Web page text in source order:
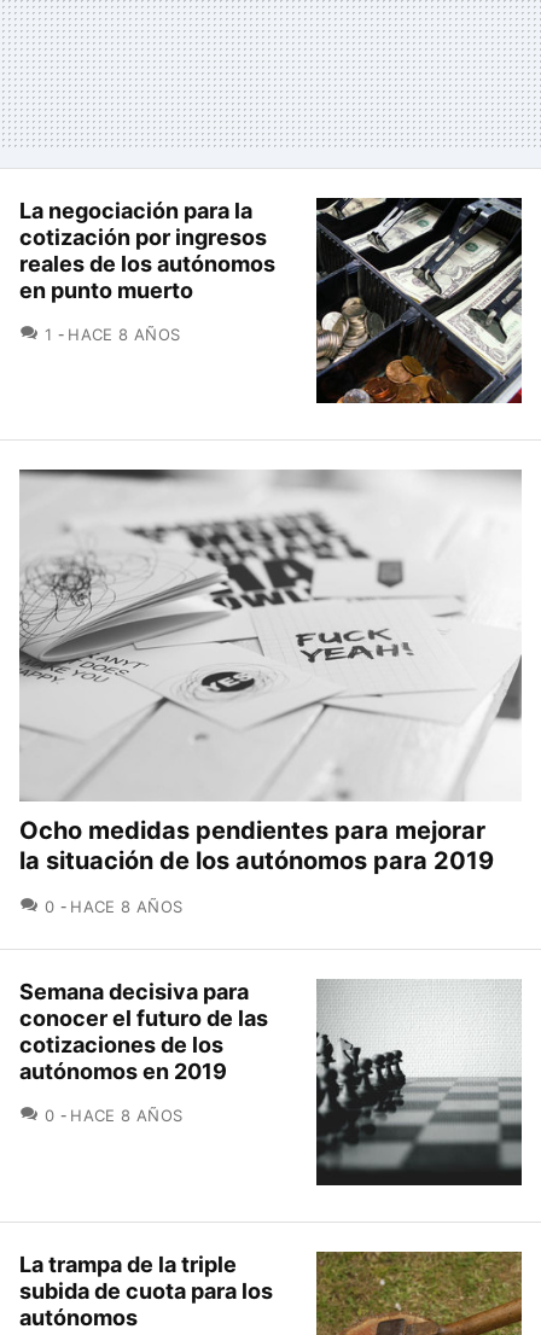
La negociación para la
cotización por ingresos
reales de los autónomos
en punto muerto
1 COMENTARIOS
HACE 8 AÑOS
Ocho medidas pendientes para mejorar
la situación de los autónomos para 2019
0 COMENTARIOS
HACE 8 AÑOS
Semana decisiva para
conocer el futuro de las
cotizaciones de los
autónomos en 2019
0 COMENTARIOS
HACE 8 AÑOS
La trampa de la triple
subida de cuota para los
autónomos